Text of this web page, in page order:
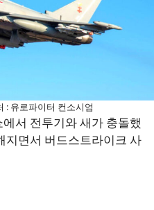
: 유로파이터 컨소시엄
서 전투기와 새가 충돌했
지면서 버드스트라이크 사